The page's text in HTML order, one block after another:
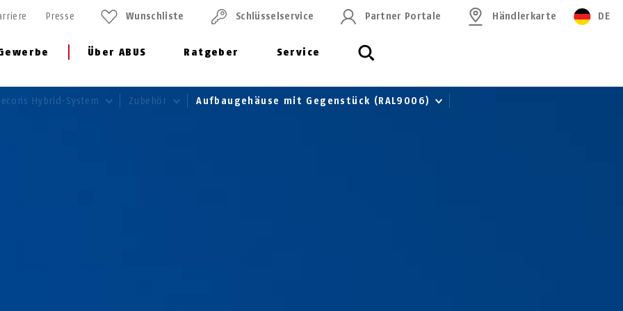
Über ABUS Ratgeber Service
Presse Wunschliste Schlüssel­service Partner Portale Händlerkarte DE
Hybrid-System Zubehör Aufbaugehäuse mit Gegenstück (RAL9006)